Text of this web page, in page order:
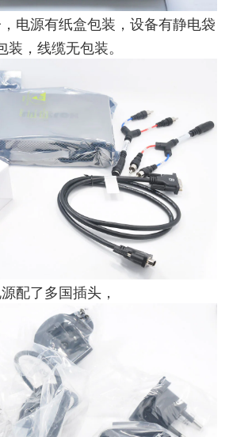
电源有纸盒包装，设备有静电袋
装，线缆无包装。
配了多国插头，